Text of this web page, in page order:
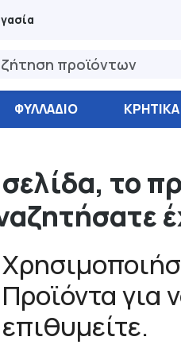
ΦΥΛΛΆΔΙΟ
το
Προϊόντα για
επιθυμείτε.